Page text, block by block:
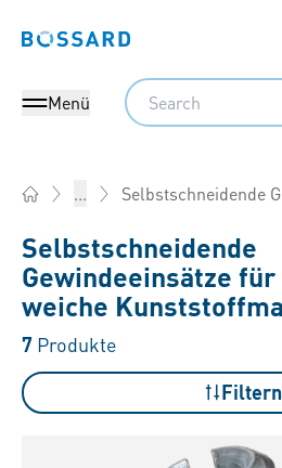
Bossard homepage
Menü
Search
... Selbstschneidende Gewindeeinsätze
Selbstschneidende
Gewindeeinsätze
weiche
7 Produkte
Filtern